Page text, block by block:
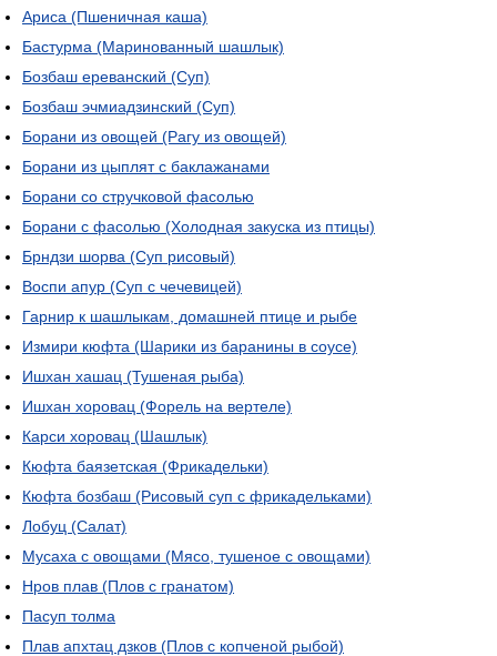
Ариса (Пшеничная каша)
Бастурма (Маринованный шашлык)
Бозбаш ереванский (Суп)
Бозбаш эчмиадзинский (Суп)
Борани из овощей (Рагу из овощей)
Борани из цыплят с баклажанами
Борани со стручковой фасолью
Борани с фасолью (Холодная закуска из птицы)
Брндзи шорва (Суп рисовый)
Воспи апур (Суп с чечевицей)
Гарнир к шашлыкам, домашней птице и рыбе
Измири кюфта (Шарики из баранины в соусе)
Ишхан хашац (Тушеная рыба)
Ишхан хоровац (Форель на вертеле)
Карси хоровац (Шашлык)
Кюфта баязетская (Фрикадельки)
Кюфта бозбаш (Рисовый суп с фрикадельками)
Лобуц (Салат)
Мусаха с овощами (Мясо, тушеное с овощами)
Нров плав (Плов с гранатом)
Пасуп толма
Плав апхтац дзков (Плов с копченой рыбой)